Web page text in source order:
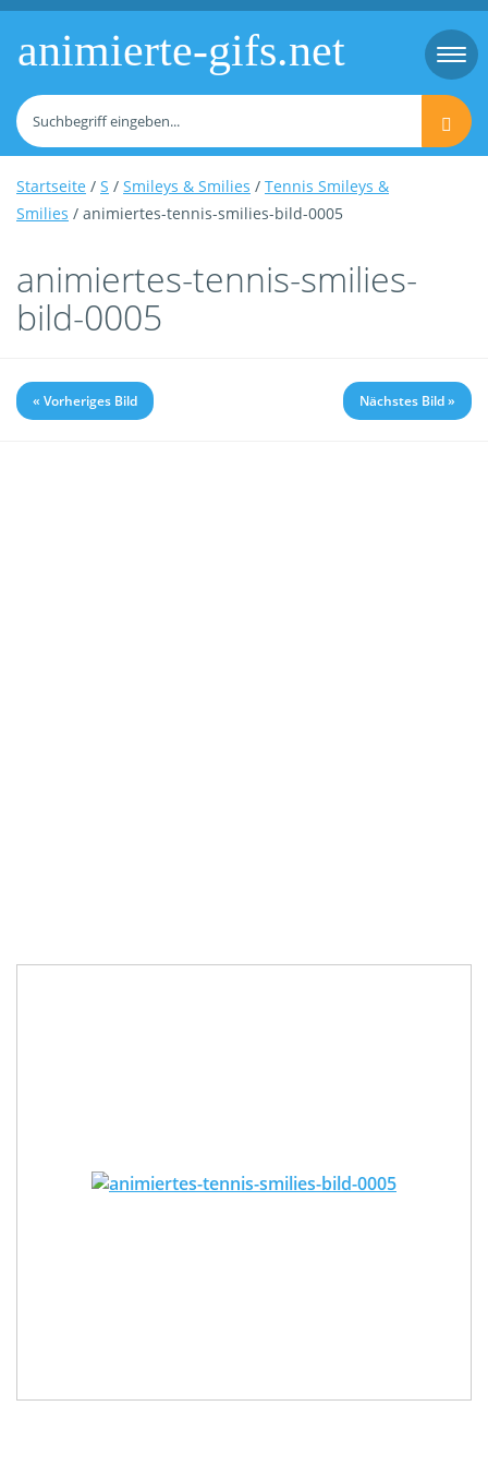
animierte-gifs.net
Startseite / S / Smileys & Smilies / Tennis Smileys &
Smilies / animiertes-tennis-smilies-bild-0005
animiertes-tennis-smilies-
bild-0005
« Vorheriges Bild Nächstes Bild »